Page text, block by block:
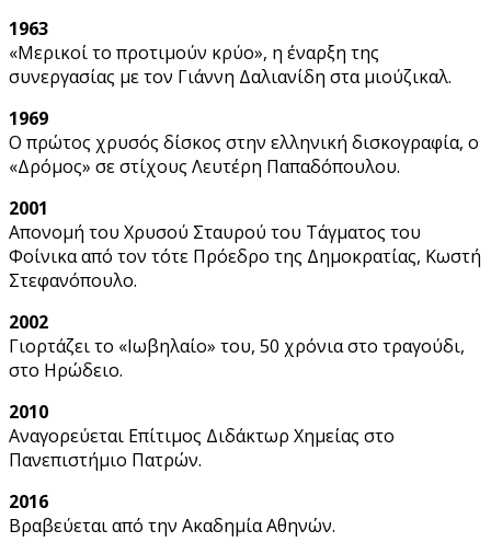
1963
«Μερικοί το προτιμούν κρύο», η έναρξη της
συνεργασίας με τον Γιάννη Δαλιανίδη στα μιούζικαλ.
1969
Ο πρώτος χρυσός δίσκος στην ελληνική δισκογραφία, ο
«Δρόμος» σε στίχους Λευτέρη Παπαδόπουλου.
2001
Απονομή του Χρυσού Σταυρού του Τάγματος του
Φοίνικα από τον τότε Πρόεδρο της Δημοκρατίας, Κωστή
Στεφανόπουλο.
2002
Γιορτάζει το «Ιωβηλαίο» του, 50 χρόνια στο τραγούδι,
στο Ηρώδειο.
2010
Αναγορεύεται Επίτιμος Διδάκτωρ Χημείας στο
Πανεπιστήμιο Πατρών.
2016
Βραβεύεται από την Ακαδημία Αθηνών.